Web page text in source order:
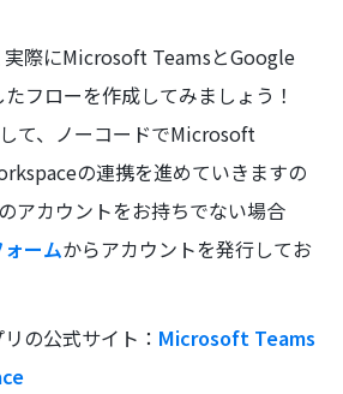
実際にMicrosoft TeamsとGoogle
フローを作成してみましょう！
て、ノーコードでMicrosoft
の連携を進めていきますの
アカウントをお持ちでない場合
ームからアカウントを発行してお
の公式サイト： Microsoft Teams